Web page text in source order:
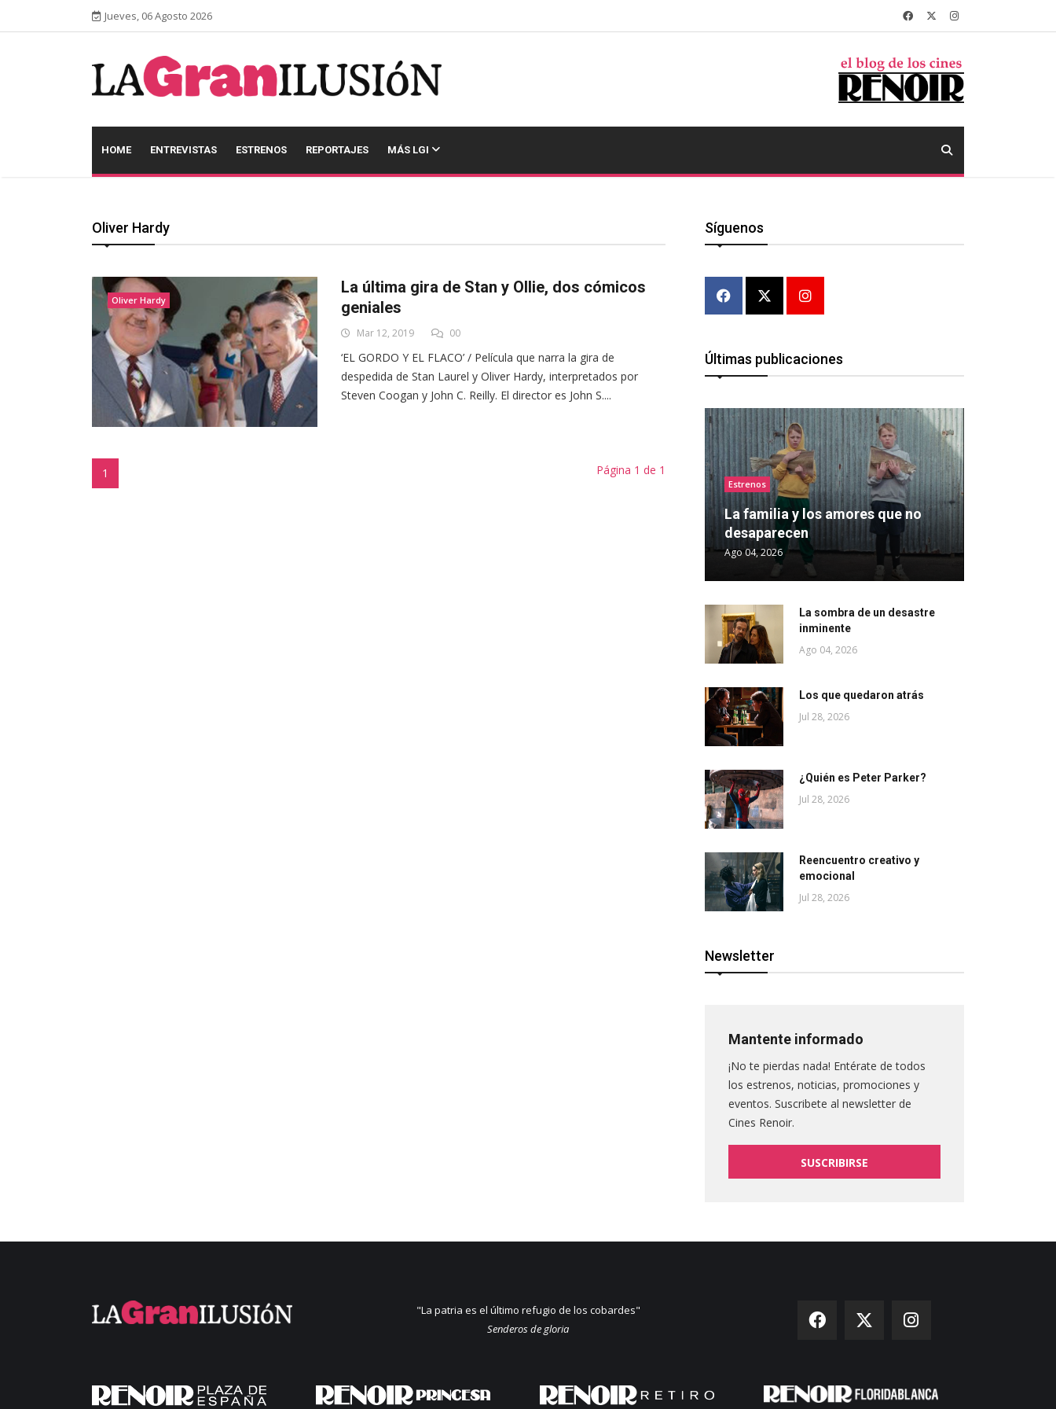
Jueves, 06 Agosto 2026
HOME ENTREVISTAS ESTRENOS REPORTAJES MÁS LGI
Oliver Hardy
Oliver Hardy
La última gira de Stan y Ollie, dos cómicos
geniales
Mar 12, 2019 00
‘EL GORDO Y EL FLACO’ / Película que narra la gira de
despedida de Stan Laurel y Oliver Hardy, interpretados por
Steven Coogan y John C. Reilly. El director es John S....
1 Página 1 de 1
Síguenos
Últimas publicaciones
Estrenos
La familia y los amores que no
desaparecen
Ago 04, 2026
La sombra de un desastre
inminente
Ago 04, 2026
Los que quedaron atrás
Jul 28, 2026
¿Quién es Peter Parker?
Jul 28, 2026
Reencuentro creativo y
emocional
Jul 28, 2026
Newsletter
Mantente informado
¡No te pierdas nada! Entérate de todos
los estrenos, noticias, promociones y
eventos. Suscribete al newsletter de
Cines Renoir.
SUSCRIBIRSE
"La patria es el último refugio de los cobardes"
Senderos de gloria